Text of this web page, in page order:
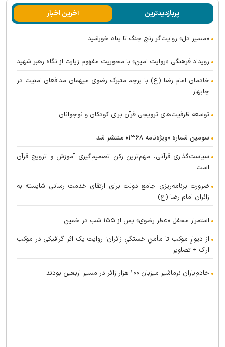
پربازدیدترین آخرین اخبار
«مسیر دل» روایت‌گر رنج جنگ تا پناه خورشید
رویداد فرهنگی «روایت امین» با محوریت مفهوم زیارت از نگاه رهبر شهید
خادمان امام رضا (ع) با پرچم متبرک رضوی میهمان مدافعان امنیت در
چابهار
توسعه ظرفیت‌های ترویجی قرآن برای کودکان و نوجوانان
سومین شماره «ویژه‌نامه ۱۳۶۸» منتشر شد
سیاست‌گذاری قرآنی، مهم‌ترین رکن تصمیم‌گیری آموزش و ترویج قرآن
است
ضرورت برنامه‌ریزی جامع دولت برای ارتقای خدمت رسانی شایسته به
زائران امام رضا (ع)
استمرار محفل «عطر رضوی» پس از ۱۵۵ شب در خمین
از دیوارِ موکب تا مأمنِ خستگیِ زائران؛ روایت یک اثر گرافیکی در موکب
اراک + تصاویر
خادم‌یاران نرماشیر میزبان ۱۰۰ هزار زائر در مسیر اربعین بودند